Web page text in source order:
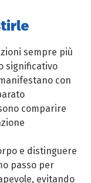
sempre più
significativo
con
comparire
e distinguere
passo per
evitando